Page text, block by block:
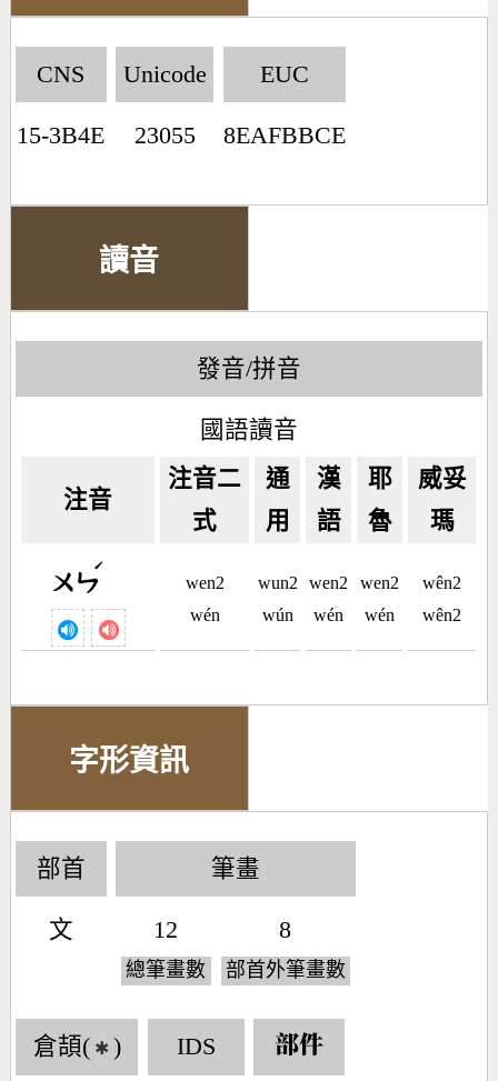
CNS
15-3B4E
Unicode
23055
EUC
8EAFBBCE
讀音
發音/拼音
國語讀音
注音
注音二
式
通
用
漢
語
耶
魯
威妥
瑪
ㄨㄣ
ˊ
wen2
wén
wun2
wún
wen2
wén
wen2
wén
wên2
wên2
字形資訊
部首
文
筆畫
12
總筆畫數
8
部首外筆畫數
倉頡( ✱ ) IDS 部件